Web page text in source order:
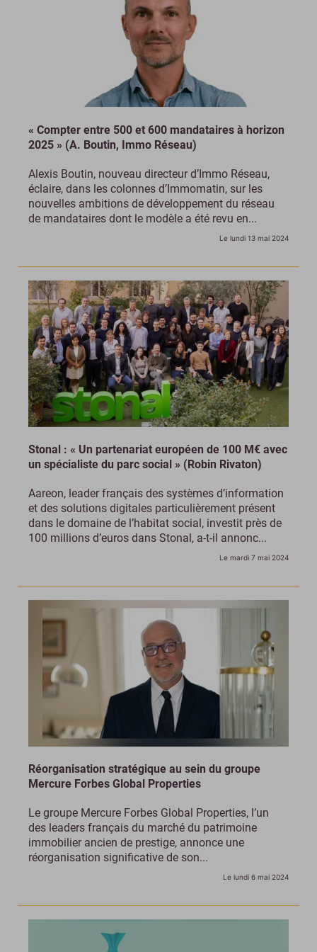
« Compter entre 500 et 600 mandataires à horizon
2025 » (A. Boutin, Immo Réseau)
Alexis Boutin, nouveau directeur d’Immo Réseau,
éclaire, dans les colonnes d’Immomatin, sur les
nouvelles ambitions de développement du réseau
de mandataires dont le modèle a été revu en...
Le lundi 13 mai 2024
Stonal : « Un partenariat européen de 100 M€ avec
un spécialiste du parc social » (Robin Rivaton)
Aareon, leader français des systèmes d’information
et des solutions digitales particulièrement présent
dans le domaine de l’habitat social, investit près de
100 millions d’euros dans Stonal, a-t-il annonc...
Le mardi 7 mai 2024
Réorganisation stratégique au sein du groupe
Mercure Forbes Global Properties
Le groupe Mercure Forbes Global Properties, l’un
des leaders français du marché du patrimoine
immobilier ancien de prestige, annonce une
réorganisation significative de son...
Le lundi 6 mai 2024